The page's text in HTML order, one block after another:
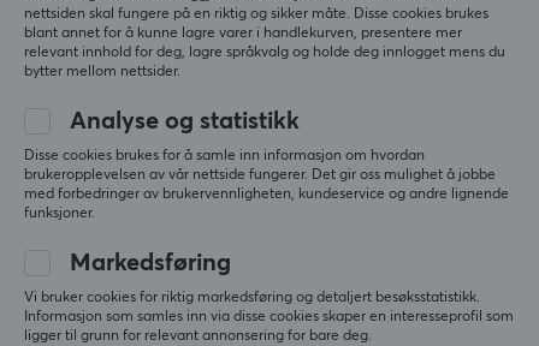
Konstantina S
Verifisert kjøper
Level 5
Raging Scout
perfekt
2 mo. ago
0 likes
Rutger R
Verifisert kjøper
UGREEN Uno 100W GaN Hurtiglader - 4 porter
nettsiden skal fungere på en riktig og sikker måte. Disse cookies brukes
blant annet for å kunne lagre varer i handlekurven, presentere mer
relevant innhold for deg, lagre språkvalg og holde deg innlogget mens du
bytter mellom nettsider.
Analyse og statistikk
Disse cookies brukes for å samle inn informasjon om hvordan
brukeropplevelsen av vår nettside fungerer. Det gir oss mulighet å jobbe
med forbedringer av brukervennligheten, kundeservice og andre lignende
funksjoner.
Markedsføring
Vi bruker cookies for riktig markedsføring og detaljert besøksstatistikk.
Informasjon som samles inn via disse cookies skaper en interesseprofil som
ligger til grunn for relevant annonsering for bare deg.